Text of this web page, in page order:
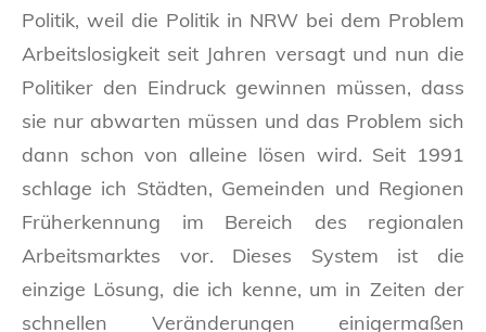
Politik, weil die Politik in NRW bei dem Problem
Arbeitslosigkeit seit Jahren versagt und nun die
Politiker den Eindruck gewinnen müssen, dass
sie nur abwarten müssen und das Problem sich
dann schon von alleine lösen wird. Seit 1991
schlage ich Städten, Gemeinden und Regionen
Früherkennung im Bereich des regionalen
Arbeitsmarktes vor. Dieses System ist die
einzige Lösung, die ich kenne, um in Zeiten der
schnellen Veränderungen einigermaßen